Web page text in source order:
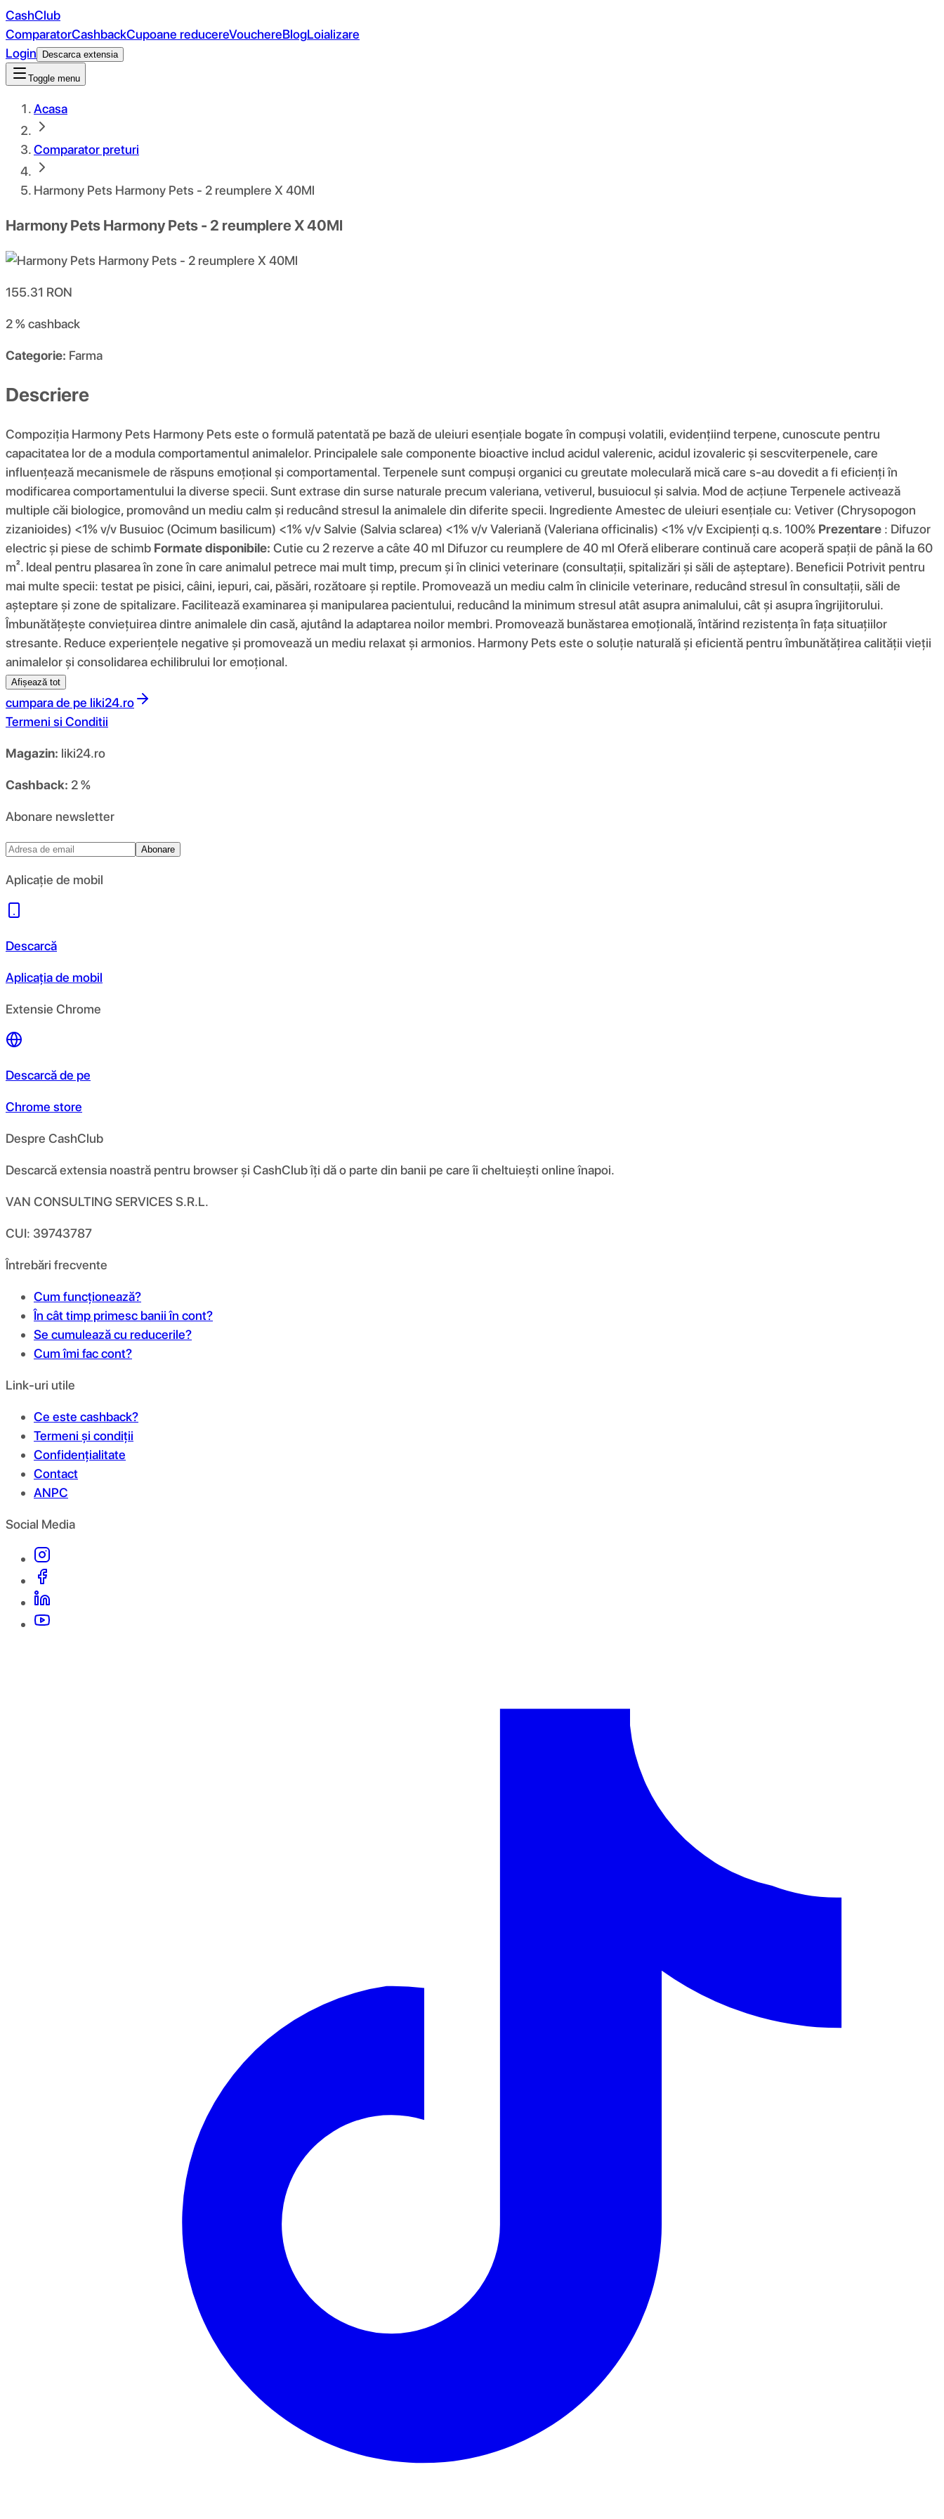
CashClub
ComparatorCashbackCupoane reducereVouchereBlogLoializare
Login
Descarca extensia
Toggle menu
Acasa
Comparator preturi
Harmony Pets Harmony Pets - 2 reumplere X 40Ml
Harmony Pets Harmony Pets - 2 reumplere X 40Ml
155.31 RON
2 %cashback
Categorie: Farma
Descriere
Compoziția Harmony Pets Harmony Pets este o formulă patentată pe bază de uleiuri esențiale bogate în compuși volatili, evidențiind terpene, cunoscute pentru
capacitatea lor de a modula comportamentul animalelor. Principalele sale componente bioactive includ acidul valerenic, acidul izovaleric și sescviterpenele, care
influențează mecanismele de răspuns emoțional și comportamental. Terpenele sunt compuși organici cu greutate moleculară mică care s-au dovedit a fi eficienți în
modificarea comportamentului la diverse specii. Sunt extrase din surse naturale precum valeriana, vetiverul, busuiocul și salvia. Mod de acțiune Terpenele activează
multiple căi biologice, promovând un mediu calm și reducând stresul la animalele din diferite specii. Ingrediente Amestec de uleiuri esențiale cu: Vetiver (Chrysopogon
zizanioides) <1% v/v Busuioc (Ocimum basilicum) <1% v/v Salvie (Salvia sclarea) <1% v/v Valeriană (Valeriana officinalis) <1% v/v Excipienți q.s. 100% Prezentare : Difuzor
electric și piese de schimb Formate disponibile: Cutie cu 2 rezerve a câte 40 ml Difuzor cu reumplere de 40 ml Oferă eliberare continuă care acoperă spații de până la 60
m². Ideal pentru plasarea în zone în care animalul petrece mai mult timp, precum și în clinici veterinare (consultații, spitalizări și săli de așteptare). Beneficii Potrivit pentru
mai multe specii: testat pe pisici, câini, iepuri, cai, păsări, rozătoare și reptile. Promovează un mediu calm în clinicile veterinare, reducând stresul în consultații, săli de
așteptare și zone de spitalizare. Facilitează examinarea și manipularea pacientului, reducând la minimum stresul atât asupra animalului, cât și asupra îngrijitorului.
Îmbunătățește conviețuirea dintre animalele din casă, ajutând la adaptarea noilor membri. Promovează bunăstarea emoțională, întărind rezistența în fața situațiilor
stresante. Reduce experiențele negative și promovează un mediu relaxat și armonios. Harmony Pets este o soluție naturală și eficientă pentru îmbunătățirea calității vieții
animalelor și consolidarea echilibrului lor emoțional.
Afișează tot
cumpara de pe liki24.ro
Termeni si Conditii
Magazin: liki24.ro
Cashback: 2 %
Abonare newsletter
Abonare
Aplicație de mobil
Descarcă
Aplicația de mobil
Extensie Chrome
Descarcă de pe
Chrome store
Despre CashClub
Descarcă extensia noastră pentru browser și CashClub îți dă o parte din banii pe care îi cheltuiești online înapoi.
VAN CONSULTING SERVICES S.R.L.
CUI: 39743787
Întrebări frecvente
Cum funcționează?
În cât timp primesc banii în cont?
Se cumulează cu reducerile?
Cum îmi fac cont?
Link-uri utile
Ce este cashback?
Termeni și condiții
Confidențialitate
Contact
ANPC
Social Media